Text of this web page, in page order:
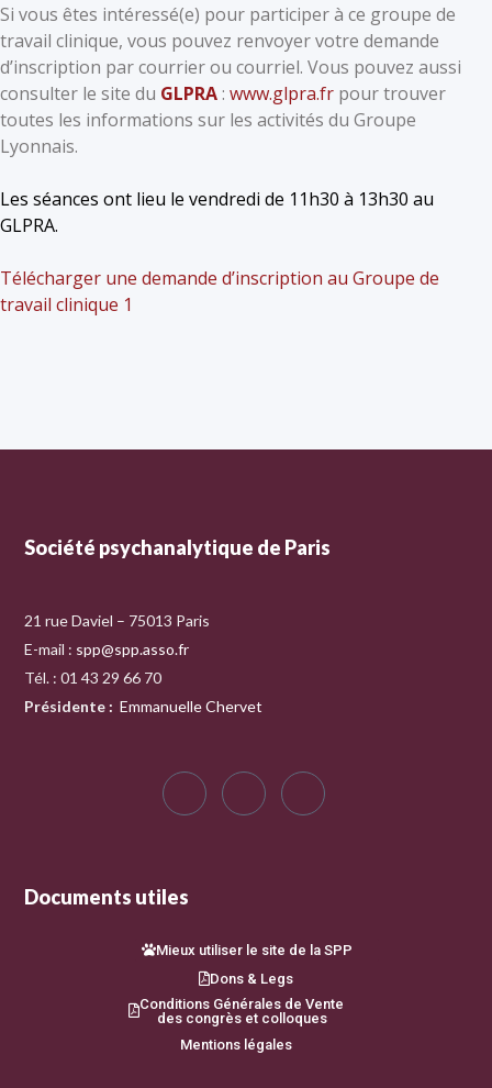
Si vous êtes intéressé(e) pour participer à ce groupe de
travail clinique, vous pouvez renvoyer votre demande
dʼinscription par courrier ou courriel. Vous pouvez aussi
consulter le site du GLPRA: www.glpra.fr pour trouver
toutes les informations sur les activités du Groupe
Lyonnais.
Les séances ont lieu le vendredi de 11h30 à 13h30 au
GLPRA.
Télécharger une demande dʼinscription au Groupe de
travail clinique 1
Société psychanalytique de Paris
21 rue Daviel – 75013 Paris
E-mail : spp@spp.asso.fr
Tél. : 01 43 29 66 70
Présidente : Emmanuelle Chervet
Documents utiles
Mieux utiliser le site de la SPP
Dons & Legs
Conditions Générales de Vente
des congrès et colloques
Mentions légales